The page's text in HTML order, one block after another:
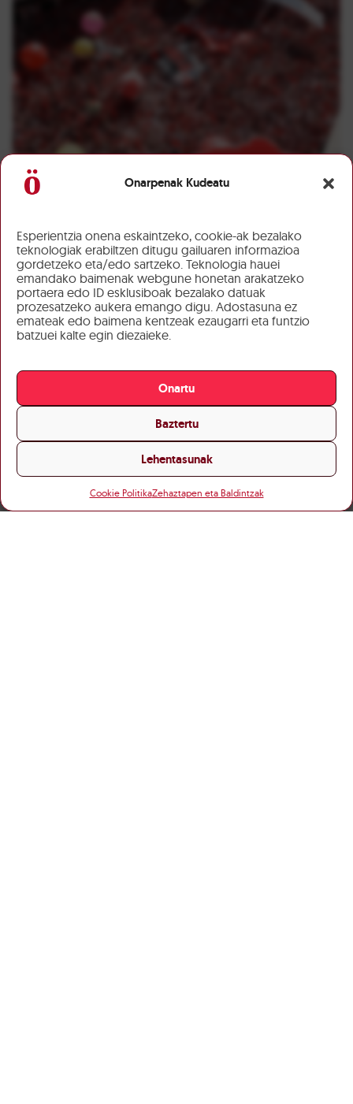
Onarpenak Kudeatu
Esperientzia onena eskaintzeko, cookie-ak bezalako
teknologiak erabiltzen ditugu gailuaren informazioa
gordetzeko eta/edo sartzeko. Teknologia hauei
emandako baimenak webgune honetan arakatzeko
portaera edo ID esklusiboak bezalako datuak
prozesatzeko aukera emango digu. Adostasuna ez
emateak edo baimena kentzeak ezaugarri eta funtzio
batzuei kalte egin diezaieke.
Onartu
Baztertu
Lehentasunak
Cookie PolitikaZehaztapen eta Baldintzak